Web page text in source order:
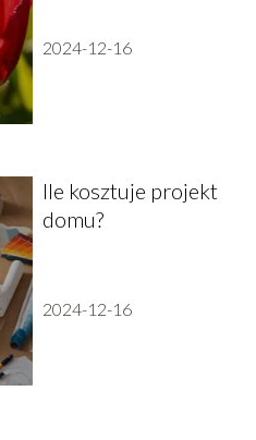
2024-12-16
Ile kosztuje projekt
domu?
2024-12-16